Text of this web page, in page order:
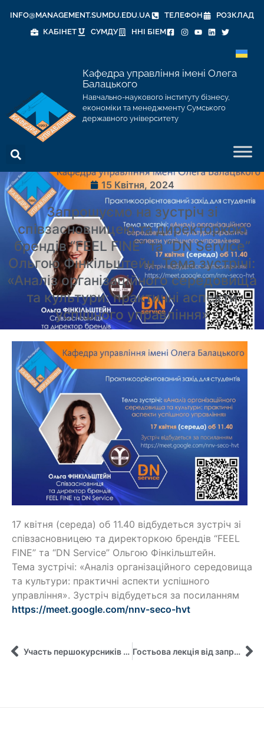
INFO@MANAGEMENT.SUMDU.EDU.UA ТЕЛЕФОН
РОЗКЛАД
КАБІНЕТ
СУМДУ ННІ БІЕМ
Кафедра управління імені Олега
Балацького
Навчально-наукового інституту бізнесу,
економіки та менеджменту Сумського
державного університету
15 Квітня, 2024
Запрошуємо на зустріч зі
співзасновницею та директоркою
брендів “FEEL FINE” та “DN Service”
Ольгою Фінкільштейн. Тема зустрічі:
«Аналіз організаційного середовища
та культури: практичні аспекти
успішного управління»
17 квітня (середа) об 11.40 відбудеться зустріч зі
співзасновницею та директоркою брендів “FEEL
FINE” та “DN Service” Ольгою Фінкільштейн.
Тема зустрічі: «Аналіз організаційного середовища
та культури: практичні аспекти успішного
управління». Зустріч відбудеться за посиланням
https://meet.google.com/nnv-seco-hvt
Участь першокурсників кафедри у практикоорієнтованому занятті, присвяченому бренд-менеджменту та діджитал-маркетингу Гостьова лекція від запрошеної лекторки кафедри управління Анжели Адаму (Нігерія) з інтеркультурних комунікацій